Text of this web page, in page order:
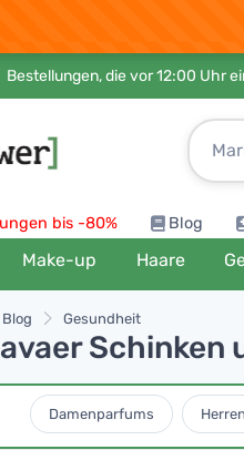
Bestellungen, die vor 12:00 Uhr
bis -80% Blog
Make-up Haare
Blog Gesundheit
Schinken
Damenparfums